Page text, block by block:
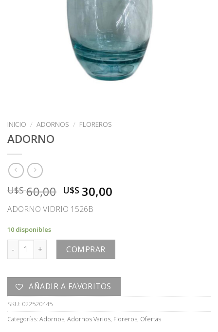
INICIO / ADORNOS / FLOREROS
ADORNO
U$S60,00 El
precio
original
U$S
60,00.
U$S 30,00
U$S
ADORNO VIDRIO 1526B
10 disponibles
ADORNO cantidadCOMPRAR
AÑADIR A FAVORITOS
SKU: 022520445
Categorías: Adornos, Adornos Varios, Floreros, Ofertas